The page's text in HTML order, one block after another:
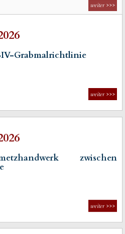
Grabmalrichtlinie
weiter>>>
zwischen
weiter >>>